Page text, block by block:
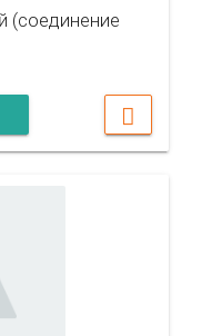
(соединение